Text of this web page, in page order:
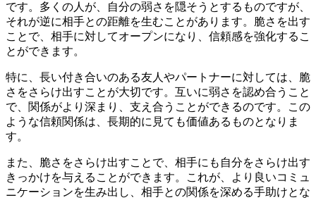
です。多くの人が、自分の弱さを隠そうとするものですが、
それが逆に相手との距離を生むことがあります。脆さを出す
ことで、相手に対してオープンになり、信頼感を強化するこ
とができます。
特に、長い付き合いのある友人やパートナーに対しては、脆
さをさらけ出すことが大切です。互いに弱さを認め合うこと
で、関係がより深まり、支え合うことができるのです。この
ような信頼関係は、長期的に見ても価値あるものとなりま
す。
また、脆さをさらけ出すことで、相手にも自分をさらけ出す
きっかけを与えることができます。これが、より良いコミュ
ニケーションを生み出し、相手との関係を深める手助けとな